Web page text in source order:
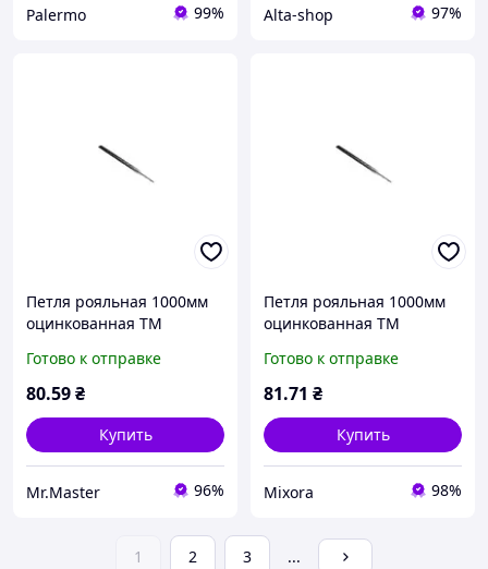
Palermo 99% Alta-shop 97%
Петля рояльная 1000мм
оцинкованная ТМ
Готово к отправке
80.59₴
Купить
Mr.Master 96%
Петля рояльная 1000мм
оцинкованная ТМ
Готово к отправке
81.71 ₴
Купить
Mixora 98%
1 2 3 ...